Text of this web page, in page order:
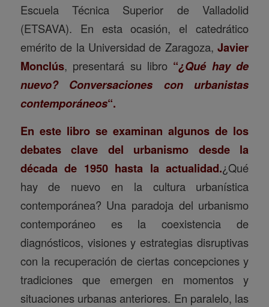
Escuela Técnica Superior de Valladolid
(ETSAVA). En esta ocasión, el catedrático
emérito de la Universidad de Zaragoza,Javier
Monclús, presentará su libro “¿Qué hay de
nuevo? Conversaciones con urbanistas
contemporáneos“.
En este libro se examinan algunos de los
debates clave del urbanismo desde la
década de 1950 hasta la actualidad.¿Qué
hay de nuevo en la cultura urbanística
contemporánea? Una paradoja del urbanismo
contemporáneo es la coexistencia de
diagnósticos, visiones y estrategias disruptivas
con la recuperación de ciertas concepciones y
tradiciones que emergen en momentos y
situaciones urbanas anteriores. En paralelo, las